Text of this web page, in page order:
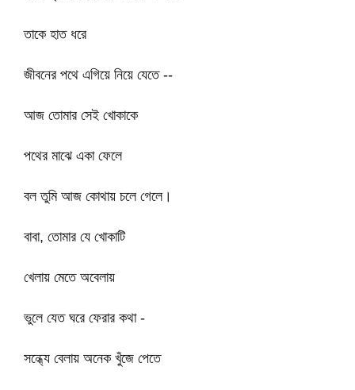
তাকে হাত ধরে
জীবনের পথে এগিয়ে নিয়ে যেতে --
আজ তোমার সেই খোকাকে
পথের মাঝে একা ফেলে
বল তুমি আজ কোথায় চলে গেলে।
বাবা, তোমার যে খোকাটি
খেলায় মেতে অবেলায়
ভুলে যেত ঘরে ফেরার কথা -
সন্ধ্যে বেলায় অনেক খুঁজে পেতে